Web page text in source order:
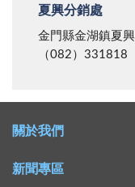
夏興分銷處
金門縣金湖鎮夏
（082）331818
關於我們
新聞專區